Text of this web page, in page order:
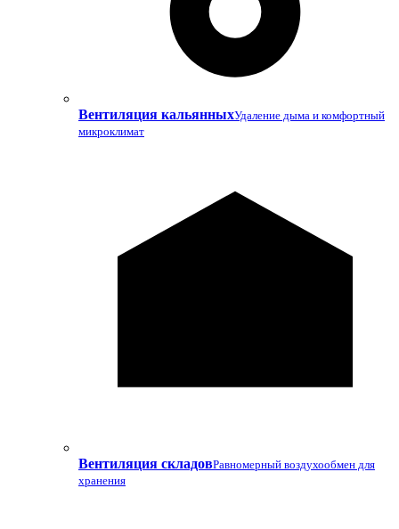
Вентиляция кальянныхУдаление дыма и комфортный
микроклимат
Вентиляция складовРавномерный воздухообмен для
хранения